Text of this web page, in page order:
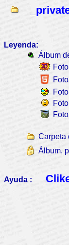
Leyenda:
Álbum
Carpeta
Álbum,
Ayuda :